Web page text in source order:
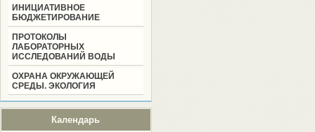
ИНИЦИАТИВНОЕ
БЮДЖЕТИРОВАНИЕ
ПРОТОКОЛЫ
ЛАБОРАТОРНЫХ
ИССЛЕДОВАНИЙ ВОДЫ
ОХРАНА ОКРУЖАЮЩЕЙ
СРЕДЫ. ЭКОЛОГИЯ
Календарь